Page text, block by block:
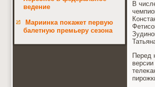
ведение
Мариинка покажет первую
балетную премьеру сезона
В
Перед